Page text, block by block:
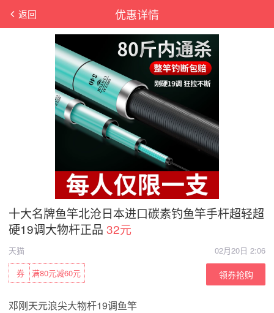
优惠详情
返回
十大名牌鱼竿北沧日本进口碳素钓鱼竿手杆超轻超
硬19调大物杆正品 32元
天猫
02月20日 2:06
满80元减60元
券 领券抢购
邓刚天元浪尖大物杆19调鱼竿